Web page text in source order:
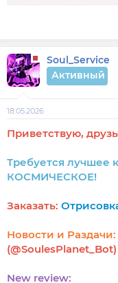
Soul_Service
Активный
18.05.2026
Приветствую,
Требуется лучшее
КОСМИЧЕСКОЕ!
Заказать:
Новости и Раздачи:
(@SoulesPlanet_Bot)
New review: